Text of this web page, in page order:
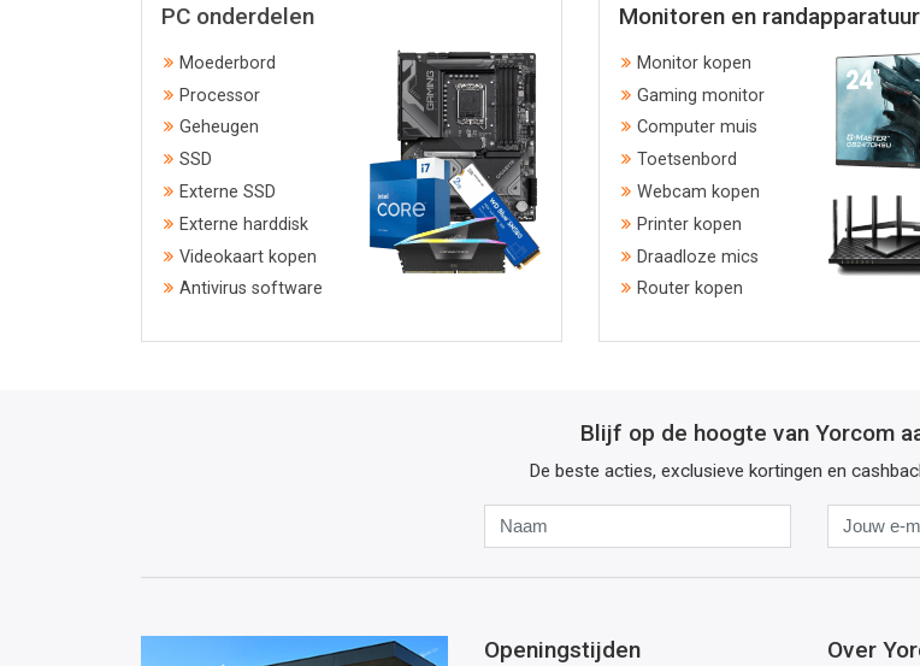
PC onderdelen
Moederbord
Processor
Geheugen
SSD
Externe SSD
Externe harddisk
Videokaart kopen
Antivirus software
Monitoren en randapparatuur
Monitor kopen
Gaming monitor
Computer muis
Toetsenbord
Webcam kopen
Printer kopen
Draadloze mics
Router kopen
Blijf op de hoogte van Yorcom
De beste acties, exclusieve kortingen en
Jouw
e-
mailadres
Openingstijden Over